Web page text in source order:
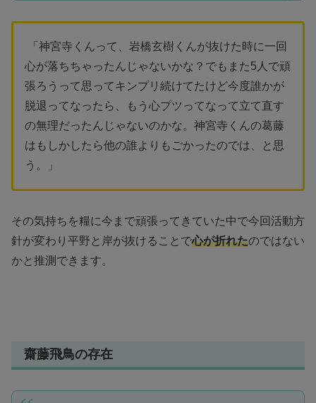
「神宮寺くんって、岩橋玄樹くんが抜けた時に一回
心が落ちちゃったんじゃないかな？でもまた5人で頑
張ろうって思ってキンプリ続けてたけど今度誰かが
脱退ってなったら、もう心プツってなって立て直す
の無理だったんじゃないのかな。神宮寺くんの葛藤
はもしかしたら他の誰よりもごかったのでは、と思
う。」
その気持ちを糧に今まで頑張ってきていた中で今回活動方
針が変わり平野と岸が抜けることで心が折れたのではない
かと推測できます。
齋藤飛鳥の存在